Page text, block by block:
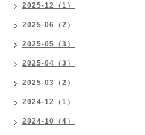
2025-12（1）
2025-06（2）
2025-05（3）
2025-04（3）
2025-03（2）
2024-12（1）
2024-10（4）